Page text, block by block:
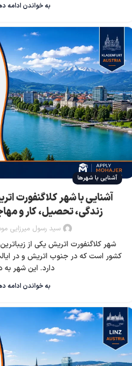
به خواندن ادامه
آشنایی با شهرها
آشنایی با شهر کلاگنفورت
زندگی، تحصیل، کار و
سید رسول میرزایی
شهر کلاگنفورت اتریش یکی از
دارد. این شهر به
به خواندن ادامه